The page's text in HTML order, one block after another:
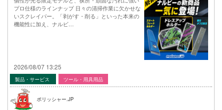
プロ仕様のラインナップ 日々の清掃作業に欠かせな
いスクレイパー。「剥がす・削る」といった本来の
機能性に加え、ナルビ…
2026/08/07 13:25
製品・サービス ツール・用具用品
ポリッシャー.JP